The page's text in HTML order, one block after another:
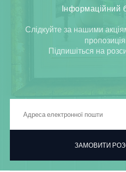
Інформаційний
Слідкуйте за нашими
Підпишіться на
ЗАМОВИТИ